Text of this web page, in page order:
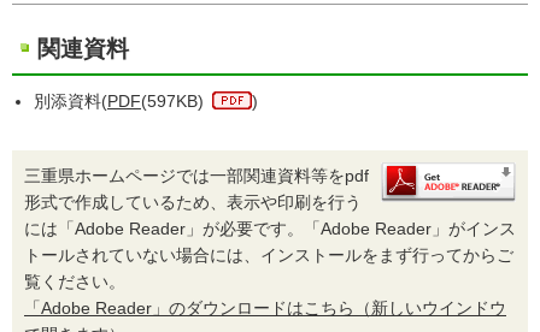
関連資料
別添資料(PDF(597KB) )
三重県ホームページでは一部関連資料等をpdf
形式で作成しているため、表示や印刷を行う
には「Adobe Reader」が必要です。「Adobe Reader」がインス
トールされていない場合には、インストールをまず行ってからご
覧ください。
「Adobe Reader」のダウンロードはこちら（新しいウインドウ